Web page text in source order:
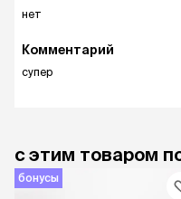
нет
Комментарий
супер
с этим товаром
бонусы